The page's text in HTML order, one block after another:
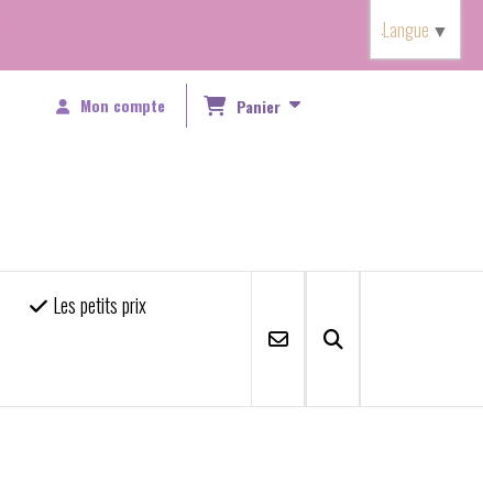
Mon compte Panier
Les petits prix
Langue ▼